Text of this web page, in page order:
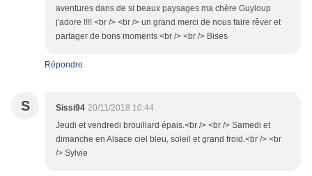
aventures dans de si beaux paysages ma chère Guyloup
j'adore !!!! <br /> <br /> un grand merci de nous faire rêver et
partager de bons moments <br /> <br /> Bises
Répondre
S Sissi94 20/11/2018 10:44
Jeudi et vendredi brouillard épais.<br /> <br /> Samedi et
dimanche en Alsace ciel bleu, soleil et grand froid.<br /> <br
/> Sylvie